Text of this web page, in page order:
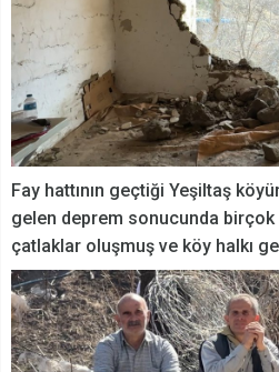
Fay hattının geçtiği Yeşiltaş
gelen deprem sonucunda birçok
çatlaklar oluşmuş ve köy halkı